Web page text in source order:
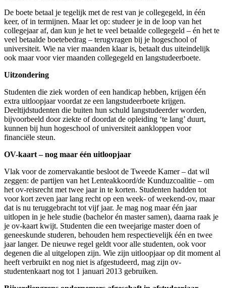
De boete betaal je tegelijk met de rest van je collegegeld, in één
keer, of in termijnen. Maar let op: studeer je in de loop van het
collegejaar af, dan kun je het te veel betaalde collegegeld – én het te
veel betaalde boetebedrag – terugvragen bij je hogeschool of
universiteit. Wie na vier maanden klaar is, betaalt dus uiteindelijk
ook maar voor vier maanden collegegeld en langstudeerboete.
Uitzondering
Studenten die ziek worden of een handicap hebben, krijgen één
extra uitloopjaar voordat ze een langstudeerboete krijgen.
Deeltijdstudenten die buiten hun schuld langstudeerder worden,
bijvoorbeeld door ziekte of doordat de opleiding ‘te lang’ duurt,
kunnen bij hun hogeschool of universiteit aankloppen voor
financiële steun.
OV-kaart – nog maar één uitloopjaar
Vlak voor de zomervakantie besloot de Tweede Kamer – dat wil
zeggen: de partijen van het Lenteakkoord/de Kunduzcoalitie – om
het ov-reisrecht met twee jaar in te korten. Studenten hadden tot
voor kort zeven jaar lang recht op een week- of weekend-ov, maar
dat is nu teruggebracht tot vijf jaar. Je mag nog maar één jaar
uitlopen in je hele studie (bachelor én master samen), daarna raak je
je ov-kaart kwijt. Studenten die een tweejarige master doen of
geneeskunde studeren, behouden hem respectievelijk één en twee
jaar langer. De nieuwe regel geldt voor alle studenten, ook voor
degenen die al uitgelopen zijn. Wie zijn uitloopjaar op dit moment al
heeft verbruikt en nog niet is afgestudeerd, mag zijn ov-
studentenkaart nog tot 1 januari 2013 gebruiken.